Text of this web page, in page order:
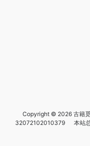
Copyright © 2026 古籍
32072102010379
本站